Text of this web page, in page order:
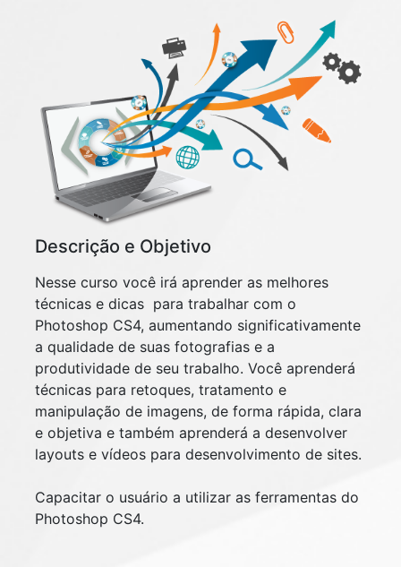
Descrição e Objetivo
Nesse curso você irá aprender as melhores
técnicas e dicas para trabalhar com o
Photoshop CS4, aumentando significativamente
a qualidade de suas fotografias e a
produtividade de seu trabalho. Você aprenderá
técnicas para retoques, tratamento e
manipulação de imagens, de forma rápida, clara
e objetiva e também aprenderá a desenvolver
layouts e vídeos para desenvolvimento de sites.
Capacitar o usuário a utilizar as ferramentas do
Photoshop CS4.